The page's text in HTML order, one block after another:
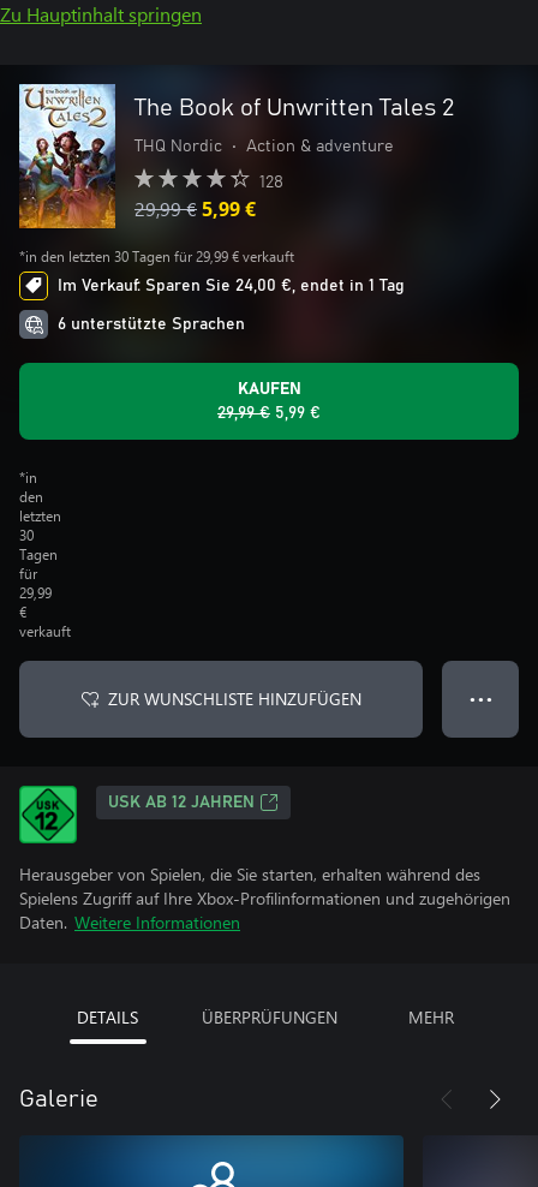
Zu Hauptinhalt springen
The Book of Unwritten Tales 2
THQ Nordic • Action & adventure
128
29,99 €5,99 €
*in den letzten 30 Tagen für 29,99 € verkauft
Im Verkauf: Sparen Sie 24,00 €, endet in 1 Tag
6 unterstützte Sprachen
KAUFEN
29,99 € 5,99 €
*in
den
letzten
30
Tagen
für
29,99
€
verkauft
ZUR WUNSCHLISTE HINZUFÜGEN ● ● ●
USK AB 12 JAHREN
Herausgeber von Spielen, die Sie starten, erhalten während des
Spielens Zugriff auf Ihre Xbox-Profilinformationen und zugehörigen
Daten. Weitere Informationen
DETAILS ÜBERPRÜFUNGEN MEHR
Galerie